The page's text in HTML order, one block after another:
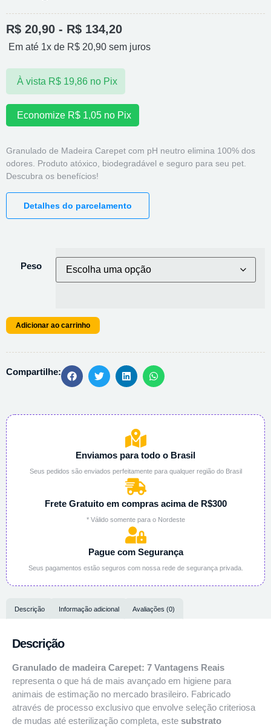
R$ 20,90 - R$ 134,20
Em até 1x de R$ 20,90 sem juros
À vista R$19,86 no Pix
Economize R$1,05no Pix
Granulado de Madeira Carepet com pH neutro elimina 100% dos
odores. Produto atóxico, biodegradável e seguro para seu pet.
Descubra os benefícios!
Detalhes do parcelamento
Peso
Adicionar ao carrinho
Compartilhe:
Enviamos para todo o Brasil
Seus pedidos são enviados perfeitamente para qualquer região do Brasil
Frete Gratuito em compras acima de R$300
* Válido somente para o Nordeste
Pague com Segurança
Seus pagamentos estão seguros com nossa rede de segurança privada.
Descrição Informação adicional Avaliações (0)
Descrição
Granulado de madeira Carepet: 7 Vantagens Reais
representa o que há de mais avançado em higiene para
animais de estimação no mercado brasileiro. Fabricado
através de processo exclusivo que envolve seleção criteriosa
de mudas até esterilização completa, este substrato